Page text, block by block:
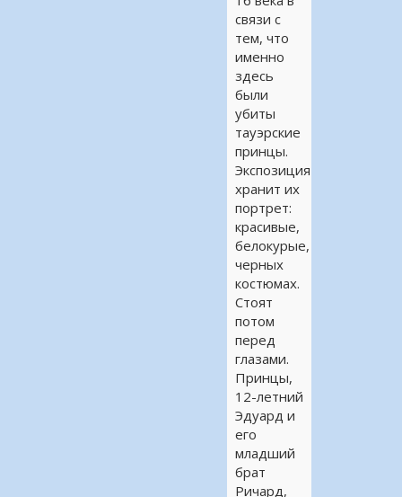
связи с
тем, что
именно
здесь
были
убиты
тауэрские
принцы.
Экспозиция
хранит их
портрет:
красивые,
белокурые,
черных
костюмах.
Стоят
потом
перед
глазами.
Принцы,
12-летний
Эдуард и
его
младший
брат
Ричард,